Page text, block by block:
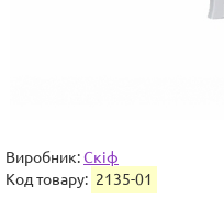
Виробник:Скіф
Код товару: 2135-01